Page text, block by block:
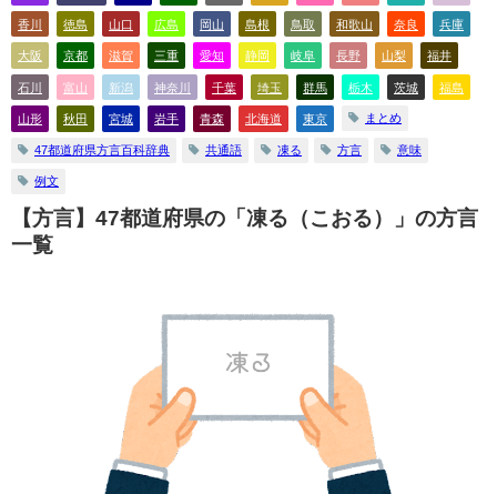
香川 徳島 山口 広島 岡山 島根 鳥取 和歌山 奈良 兵庫
大阪 京都 滋賀 三重 愛知 静岡 岐阜 長野 山梨 福井
石川 富山 新潟 神奈川 千葉 埼玉 群馬 栃木 茨城 福島
山形 秋田 宮城 岩手 青森 北海道 東京 まとめ
47都道府県方言百科辞典 共通語 凍る 方言 意味
例文
【方言】47都道府県の「凍る（こおる）」の方言
一覧